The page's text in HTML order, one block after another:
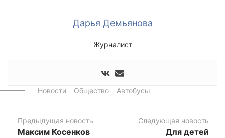
Дарья Демьянова
Журналист
Новости Общество Автобусы
Предыдущая новость
Максим Косенков
Следующая новость
Для детей